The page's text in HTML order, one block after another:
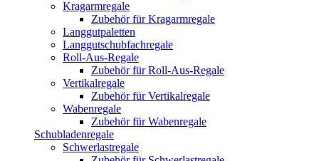
Kragarmregale
Zubehör für Kragarmregale
Langgutpaletten
Langgutschubfachregale
Roll-Aus-Regale
Zubehör für Roll-Aus-Regale
Vertikalregale
Zubehör für Vertikalregale
Wabenregale
Zubehör für Wabenregale
Schubladenregale
Schwerlastregale